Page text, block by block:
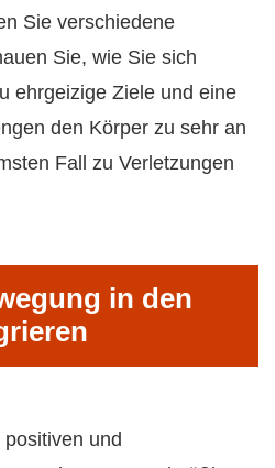
Sie verschiedene
Sie, wie Sie sich
ehrgeizige Ziele und eine
den Körper zu sehr an
Fall zu Verletzungen
in den
und